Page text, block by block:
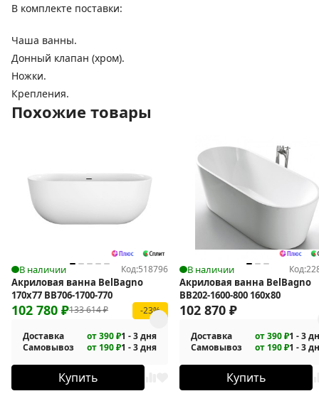
В комплекте поставки:
Чаша ванны.
Донный клапан (хром).
Ножки.
Крепления.
Похожие товары
В наличии Код:518796
Акриловая ванна BelBagno
170x77 BB706-1700-770
133 614₽
102 780 ₽ -23%
Доставка от 390 ₽1 - 3 дня
Самовывоз
от 190 ₽1 - 3 дня
Купить
В наличии Код:
Акриловая ванна BelBagno
BB202-1600-800 160х80
102 870 ₽
Доставка от 390 ₽1 - 3
Самовывоз
от 190 ₽1 - 3
Купить